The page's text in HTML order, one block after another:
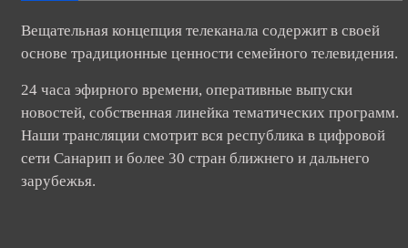
Вещательная концепция телеканала содержит в своей
основе традиционные ценности семейного телевидения.
24 часа эфирного времени, оперативные выпуски
новостей, собственная линейка тематических программ.
Наши трансляции смотрит вся республика в цифровой
сети Санарип и более 30 стран ближнего и дальнего
зарубежья.